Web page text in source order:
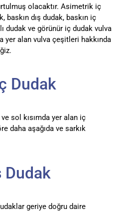
olacaktır. Asimetrik iç
baskın dış dudak, baskın iç
dudak ve görünür iç dudak vulva
yer alan vulva çeşitleri hakkında
Dudak
sol kısımda yer alan iç
daha aşağıda ve sarkık
Dudak
geriye doğru daire